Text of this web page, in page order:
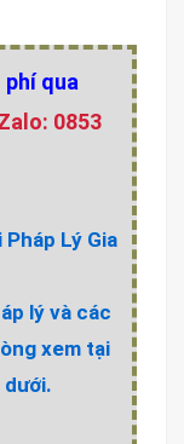
phí qua
0853
Lý Gia
lý và các
xem tại